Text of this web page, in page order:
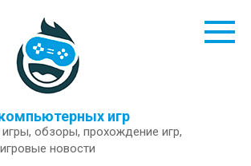
игр
обзоры, прохождение игр,
игровые новости